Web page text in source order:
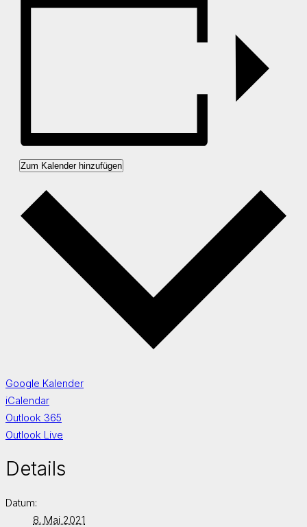
Zum Kalender hinzufügen
Google Kalender
iCalendar
Outlook 365
Outlook Live
Details
Datum:
8. Mai 2021